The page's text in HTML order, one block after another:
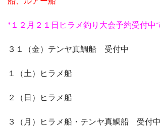
*１２月２１日ヒラメ釣り大会予約受付中
３１（金）テンヤ真鯛船 受付中
１（土）ヒラメ船
２（日）ヒラメ船
３（月）ヒラメ船・テンヤ真鯛船 受付中